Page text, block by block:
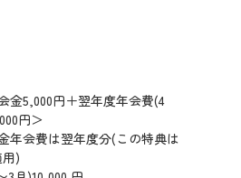
金5,000円＋翌年度年会費(4
円＞
年会費は翌年度分(この特典は
)